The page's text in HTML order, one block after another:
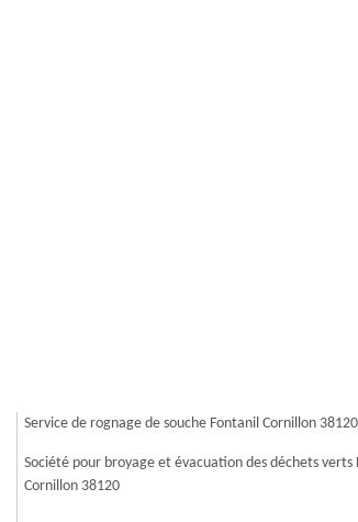
Service de rognage de souche Fontanil Cornillon 38120
Société pour broyage et évacuation des déchets verts
Cornillon 38120